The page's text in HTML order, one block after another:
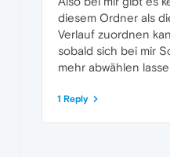
diesem Ordner als
Verlauf zuordnen
sobald sich bei mir
mehr abwählen
1 Reply